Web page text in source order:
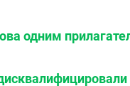
одним